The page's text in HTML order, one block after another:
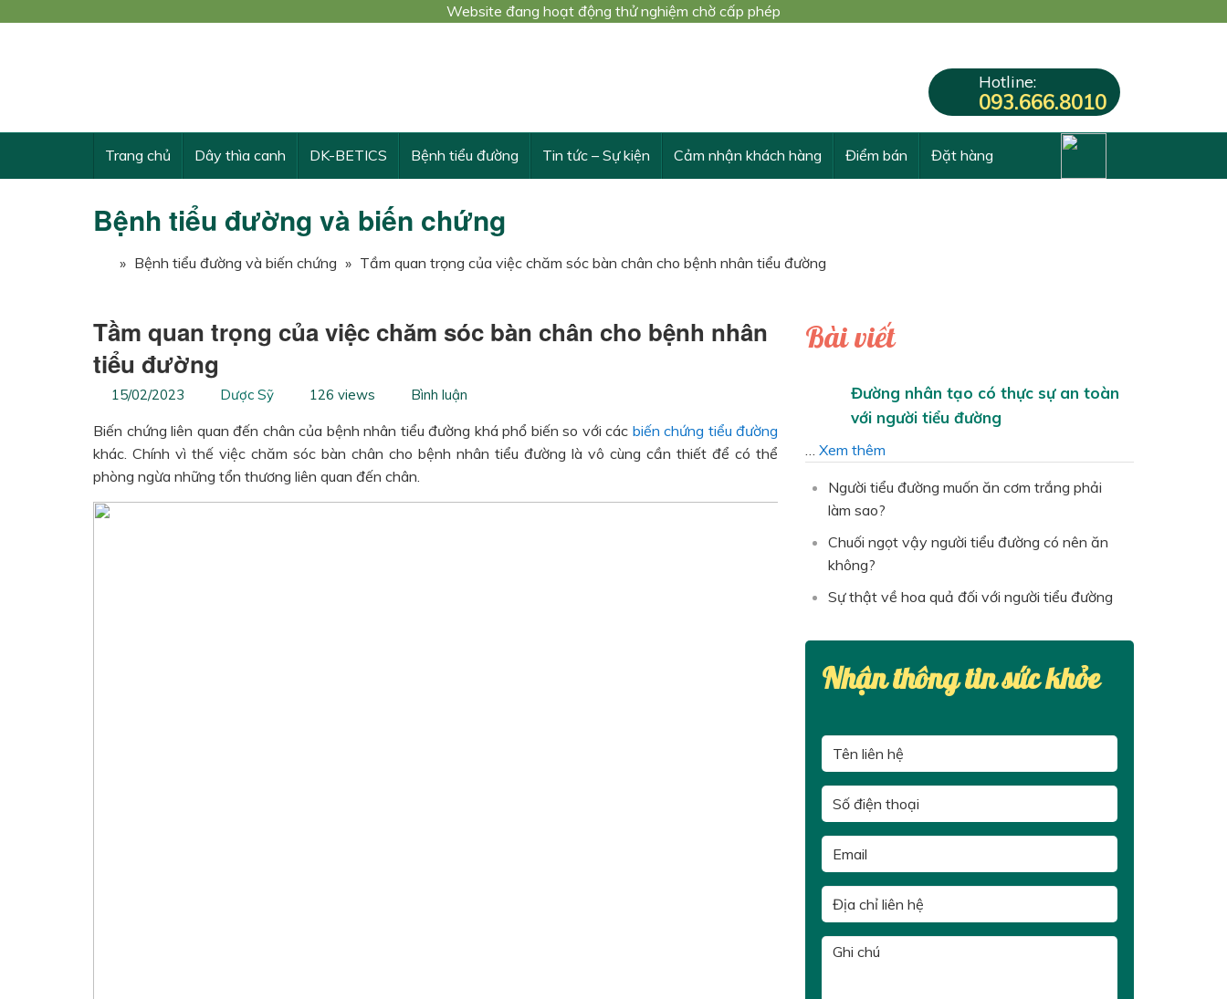
Website đang hoạt động thử nghiệm chờ cấp phép
Hotline:
093.666.8010
Trang chủ Dây thìa canh DK-BETICS Bệnh tiểu đường Tin tức – Sự kiện Cảm nhận khách hàng Điểm bán Đặt hàng
Bệnh tiểu đường và biến chứng
» Bệnh tiểu đường và biến chứng » Tầm quan trọng của việc chăm sóc bàn chân cho bệnh nhân tiểu đường
Tầm quan trọng của việc chăm sóc bàn chân cho bệnh nhân
tiểu đường
15/02/2023 Dược Sỹ 126 views Bình luận
Biến chứng liên quan đến chân của bệnh nhân tiểu đường khá phổ biến so với các biến chứng tiểu đường
khác. Chính vì thế việc chăm sóc bàn chân cho bệnh nhân tiểu đường là vô cùng cần thiết để có thể
phòng ngừa những tổn thương liên quan đến chân.
Bài viết
Đường nhân tạo có thực sự an toàn
với người tiểu đường
… Xem thêm
Người tiểu đường muốn ăn cơm trắng phải
làm sao?
Chuối ngọt vậy người tiểu đường có nên ăn
không?
Sự thật về hoa quả đối với người tiểu đường
Nhận thông tin sức khỏe